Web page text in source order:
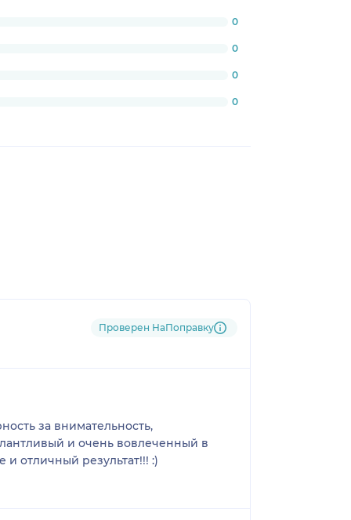
0
0
0
0
Проверен НаПоправку
за внимательность,
и очень вовлеченный в
отличный результат!!! :)